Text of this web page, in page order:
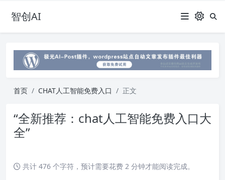
智创AI
首页 CHAT人工智能免费入口 正文
“全新推荐：chat人工智能免费入口大
全”
共计 476 个字符，预计需要花费 2 分钟才能阅读完成。